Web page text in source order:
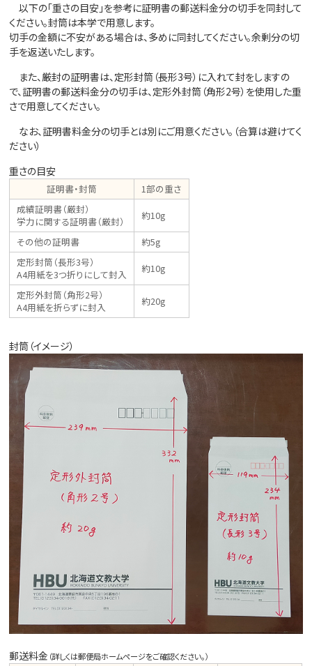
以下の「重さの目安」を参考に証明書の郵送料金分の切手を同封して
ください。封筒は本学で用意します。
切手の金額に不安がある場合は、多めに同封してください。余剰分の切
手を返送いたします。
また、厳封の証明書は、定形封筒（長形3号）に入れて封をしますの
で、証明書の郵送料金分の切手は、定形外封筒（角形2号）を使用した重
さで用意してください。
なお、証明書料金分の切手とは別にご用意ください。（合算は避けてく
ださい）
重さの目安
証明書・封筒
1部の重さ
成績証明書（厳封）
学力に関する証明書（厳封）
約10g
その他の証明書
約5g
定形封筒（長形3号）
A4用紙を3つ折りにして封入
約10g
定形外封筒（角形2号）
A4用紙を折らずに封入
約20g
封筒（イメージ）
郵送料金 （詳しくは郵便局ホームページをご確認ください。）